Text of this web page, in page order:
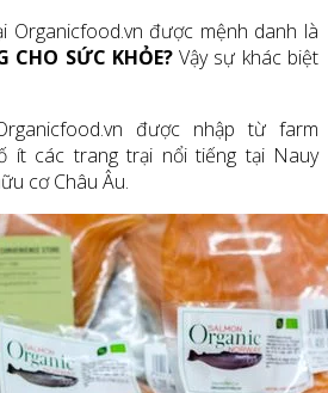
Organicfood.vn được mệnh danh là
CHO SỨC KHỎE?Vậy sự khác biệt
được nhập từ farm
ít các trang trại nổi tiếng tại Nauy
cơ Châu Âu.